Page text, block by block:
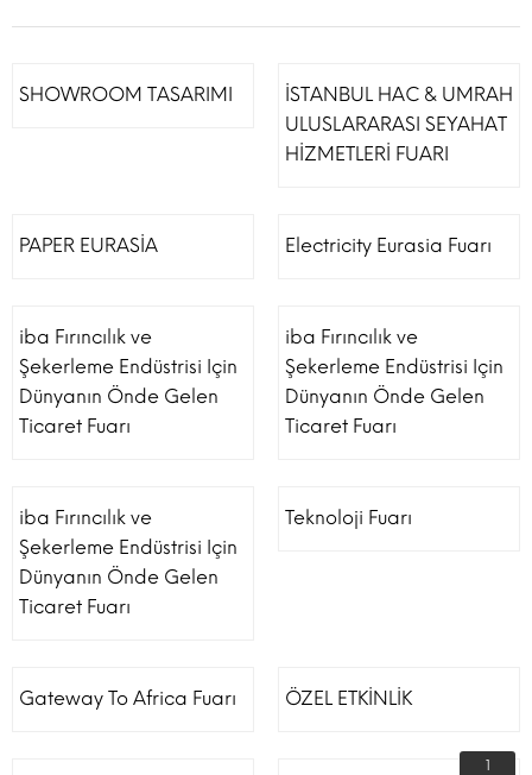
SHOWROOM TASARIMI
İSTANBUL HAC & UMRAH
ULUSLARARASI SEYAHAT
HİZMETLERİ FUARI
PAPER EURASİA Electricity Eurasia Fuarı
iba Fırıncılık ve
Şekerleme Endüstrisi Için
Dünyanın Önde Gelen
Ticaret Fuarı
iba Fırıncılık ve
Şekerleme Endüstrisi Için
Dünyanın Önde Gelen
Ticaret Fuarı
iba Fırıncılık ve
Şekerleme Endüstrisi Için
Dünyanın Önde Gelen
Ticaret Fuarı
Teknoloji Fuarı
Gateway To Africa Fuarı ÖZEL ETKİNLİK
1